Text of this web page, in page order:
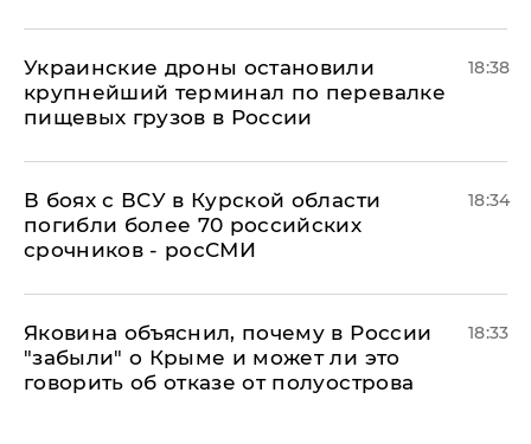
Украинские дроны остановили
крупнейший терминал по перевалке
пищевых грузов в России
18:38
В боях с ВСУ в Курской области
погибли более 70 российских
срочников - росСМИ
18:34
Яковина объяснил, почему в России
"забыли" о Крыме и может ли это
говорить об отказе от полуострова
18:33